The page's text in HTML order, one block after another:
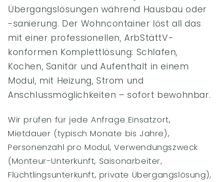
Übergangslösungen während Hausbau oder
-sanierung. Der Wohncontainer löst all das
mit einer professionellen, ArbStättV-
konformen Komplettlösung: Schlafen,
Kochen, Sanitär und Aufenthalt in einem
Modul, mit Heizung, Strom und
Anschlussmöglichkeiten – sofort bewohnbar.
Wir prüfen für jede Anfrage Einsatzort,
Mietdauer (typisch Monate bis Jahre),
Personenzahl pro Modul, Verwendungszweck
(Monteur-Unterkunft, Saisonarbeiter,
Flüchtlingsunterkunft, private Übergangslösung),